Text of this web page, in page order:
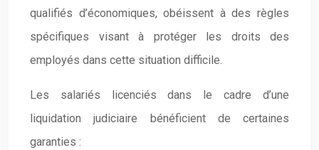
qualifiés d’économiques, obéissent à des règles
spécifiques visant à protéger les droits des
employés dans cette situation difficile.
Les salariés licenciés dans le cadre d’une
liquidation judiciaire bénéficient de certaines
garanties :